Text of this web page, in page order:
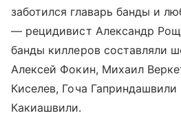
заботился главарь банды и
— рецидивист Александр
банды киллеров составляли
Алексей Фокин, Михаил
Киселев, Гоча
Какиашвили.